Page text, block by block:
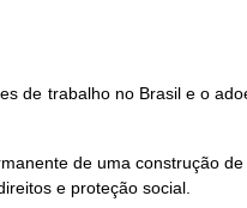
de trabalho no Brasil e o
de uma construção
e proteção social.